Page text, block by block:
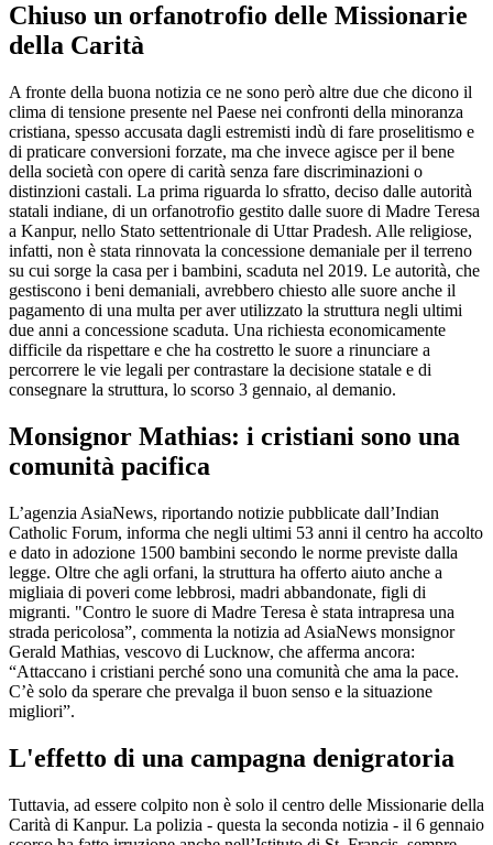
Chiuso un orfanotrofio delle Missionarie
della Carità
A fronte della buona notizia ce ne sono però altre due che dicono il
clima di tensione presente nel Paese nei confronti della minoranza
cristiana, spesso accusata dagli estremisti indù di fare proselitismo e
di praticare conversioni forzate, ma che invece agisce per il bene
della società con opere di carità senza fare discriminazioni o
distinzioni castali. La prima riguarda lo sfratto, deciso dalle autorità
statali indiane, di un orfanotrofio gestito dalle suore di Madre Teresa
a Kanpur, nello Stato settentrionale di Uttar Pradesh. Alle religiose,
infatti, non è stata rinnovata la concessione demaniale per il terreno
su cui sorge la casa per i bambini, scaduta nel 2019. Le autorità, che
gestiscono i beni demaniali, avrebbero chiesto alle suore anche il
pagamento di una multa per aver utilizzato la struttura negli ultimi
due anni a concessione scaduta. Una richiesta economicamente
difficile da rispettare e che ha costretto le suore a rinunciare a
percorrere le vie legali per contrastare la decisione statale e di
consegnare la struttura, lo scorso 3 gennaio, al demanio.
Monsignor Mathias: i cristiani sono una
comunità pacifica
L’agenzia AsiaNews, riportando notizie pubblicate dall’Indian
Catholic Forum, informa che negli ultimi 53 anni il centro ha accolto
e dato in adozione 1500 bambini secondo le norme previste dalla
legge. Oltre che agli orfani, la struttura ha offerto aiuto anche a
migliaia di poveri come lebbrosi, madri abbandonate, figli di
migranti. "Contro le suore di Madre Teresa è stata intrapresa una
strada pericolosa”, commenta la notizia ad AsiaNews monsignor
Gerald Mathias, vescovo di Lucknow, che afferma ancora:
“Attaccano i cristiani perché sono una comunità che ama la pace.
C’è solo da sperare che prevalga il buon senso e la situazione
migliori”.
L'effetto di una campagna denigratoria
Tuttavia, ad essere colpito non è solo il centro delle Missionarie della
Carità di Kanpur. La polizia - questa la seconda notizia - il 6 gennaio